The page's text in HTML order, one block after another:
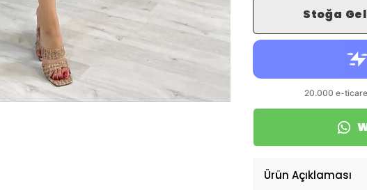
Stoğa
Ürün Açıklaması